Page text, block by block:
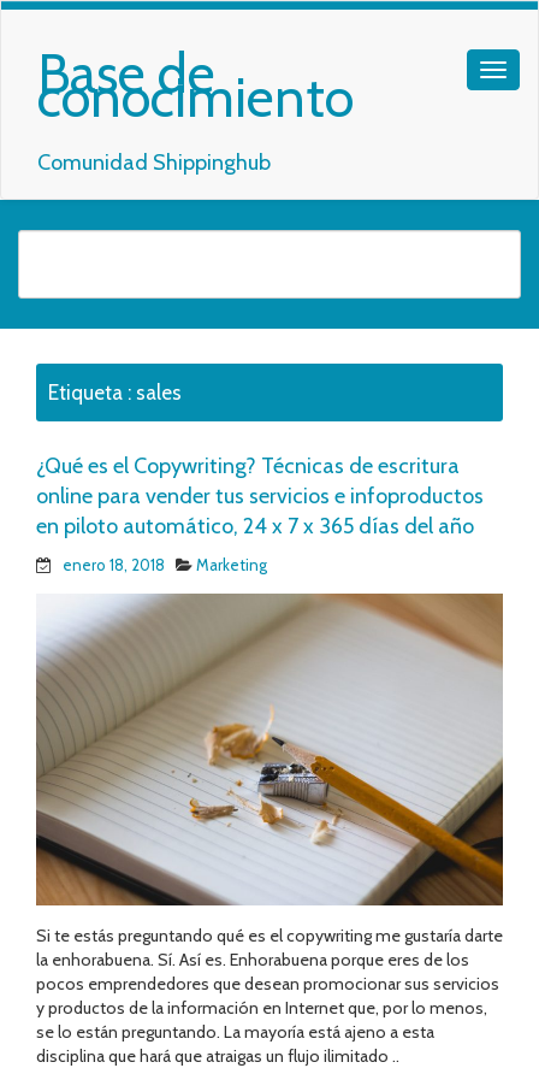
Base de
conocimiento
Comunidad Shippinghub
Etiqueta : sales
¿Qué es el Copywriting? Técnicas de escritura
online para vender tus servicios e infoproductos
en piloto automático, 24 x 7 x 365 días del año
enero 18, 2018 Marketing
Si te estás preguntando qué es el copywriting me gustaría darte
la enhorabuena. Sí. Así es. Enhorabuena porque eres de los
pocos emprendedores que desean promocionar sus servicios
y productos de la información en Internet que, por lo menos,
se lo están preguntando. La mayoría está ajeno a esta
disciplina que hará que atraigas un flujo ilimitado ..